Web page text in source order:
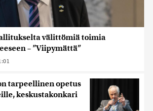
välittömiä toimia
– ”Viipymättä”
tarpeellinen opetus
keskustakonkari